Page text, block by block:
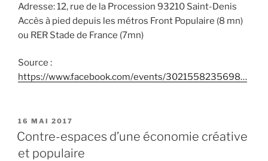
Adresse: 12, rue de la Procession 93210 Saint-Denis
Accès à pied depuis les métros Front Populaire (8 mn)
ou RER Stade de France (7mn)
Source :
https://www.facebook.com/events/3021558235698…
PUBLIÉ
LE
16 MAI 2017
Contre-espaces d’une économie créative
et populaire